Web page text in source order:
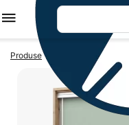
Produse Dulapuri usi glisante